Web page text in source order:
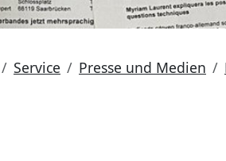
Service Presse und Medien